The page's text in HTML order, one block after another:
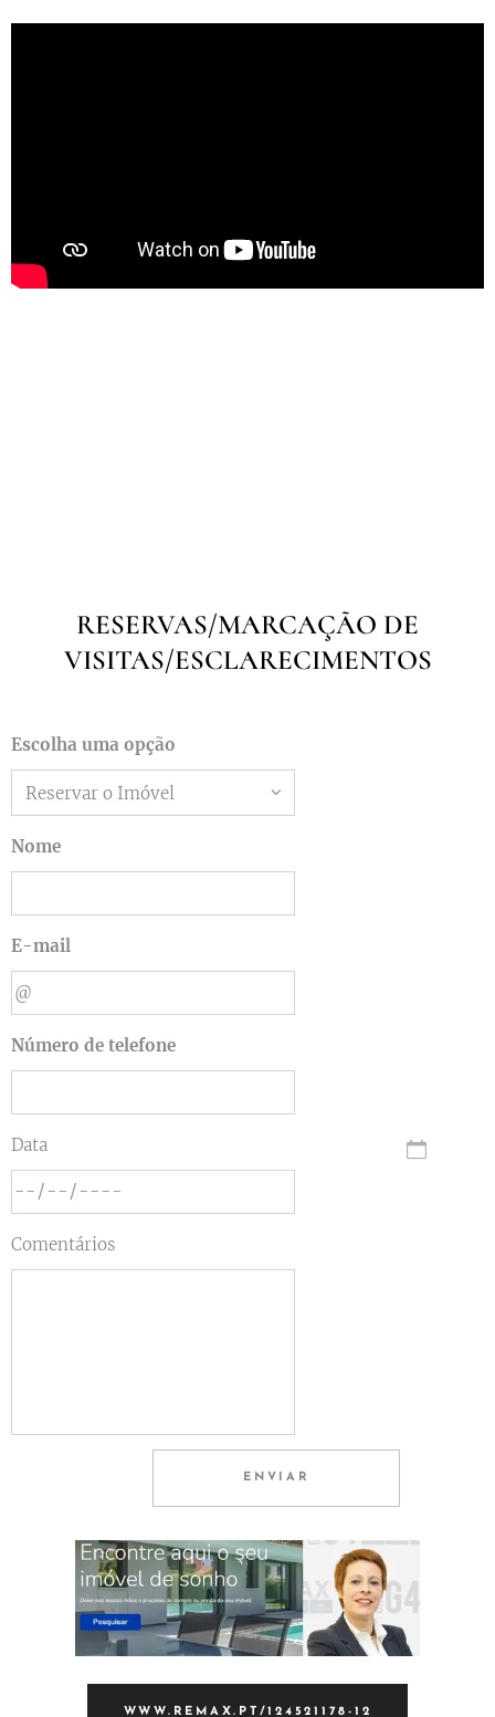
RESERVAS/MARCAÇÃO DE
VISITAS/ESCLARECIMENTOS
Escolha uma opção
Nome
E-mail
Número de telefone
Data
Comentários
ENVIAR
WWW.REMAX.PT/124521178-12